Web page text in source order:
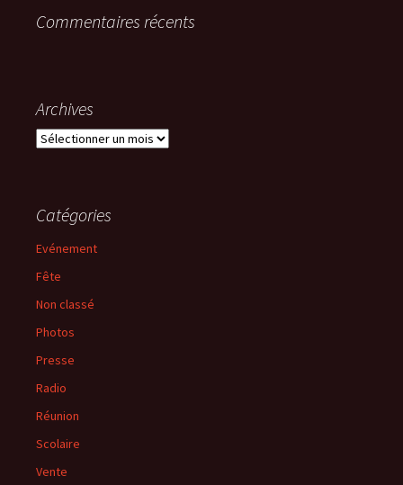
Commentaires récents
Archives
Archives
Catégories
Evénement
Fête
Non classé
Photos
Presse
Radio
Réunion
Scolaire
Vente